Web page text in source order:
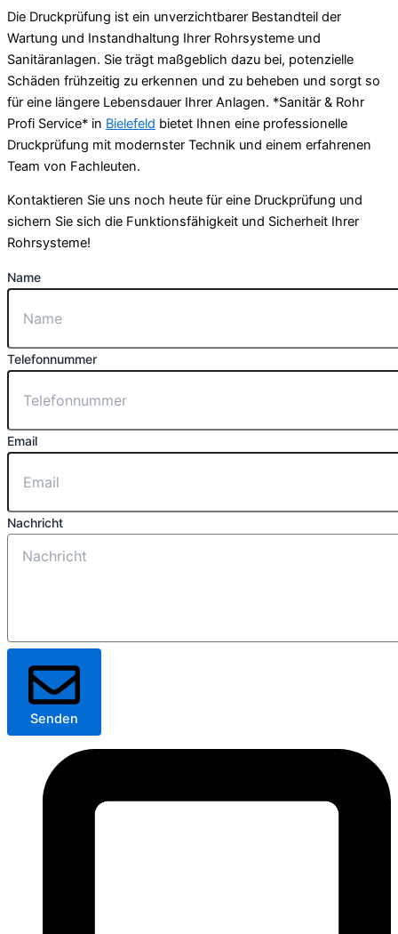
Die Druckprüfung ist ein unverzichtbarer Bestandteil der
Wartung und Instandhaltung Ihrer Rohrsysteme und
Sanitäranlagen. Sie trägt maßgeblich dazu bei, potenzielle
Schäden frühzeitig zu erkennen und zu beheben und sorgt so
für eine längere Lebensdauer Ihrer Anlagen. *Sanitär & Rohr
Profi Service* in Bielefeld bietet Ihnen eine professionelle
Druckprüfung mit modernster Technik und einem erfahrenen
Team von Fachleuten.
Kontaktieren Sie uns noch heute für eine Druckprüfung und
sichern Sie sich die Funktionsfähigkeit und Sicherheit Ihrer
Rohrsysteme!
Name
Telefonnummer
Email
Nachricht
Senden